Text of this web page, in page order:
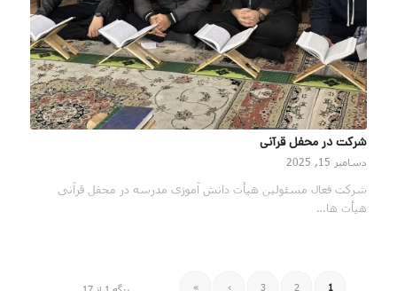
شرکت در محفل قرآنی
دسامبر 15, 2025
شرکت فعال مسئولین هیأت دانش آموزی مدرسه در محفل قرآنی
هیأت ها…
برگه 1 از 17 1
2
3
›
»